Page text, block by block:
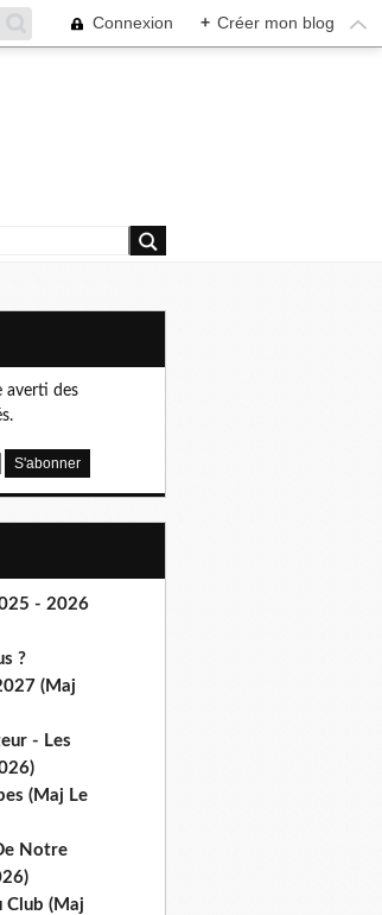
Connexion + Créer mon blog
averti des
- 2026
?
(Maj
- Les
(Maj Le
Notre
Club (Maj